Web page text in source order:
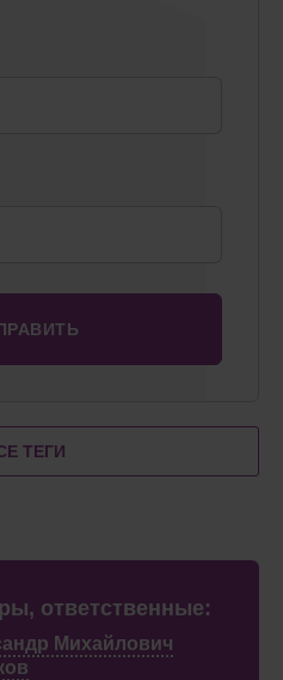
ТЕГИ
ответственные:
Михайлович